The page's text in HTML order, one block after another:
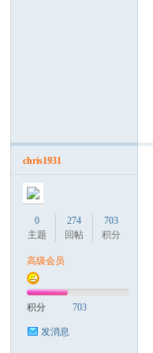
chris1931
0
主题
274
回帖
703
积分
高级会员
积分 703
发消息